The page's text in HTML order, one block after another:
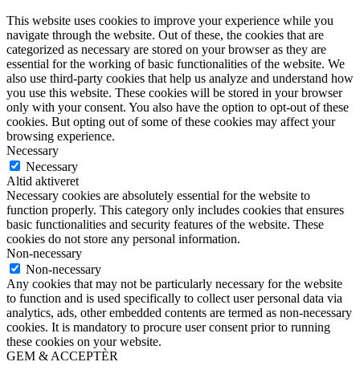
This website uses cookies to improve your experience while you
navigate through the website. Out of these, the cookies that are
categorized as necessary are stored on your browser as they are
essential for the working of basic functionalities of the website. We
also use third-party cookies that help us analyze and understand how
you use this website. These cookies will be stored in your browser
only with your consent. You also have the option to opt-out of these
cookies. But opting out of some of these cookies may affect your
browsing experience.
Necessary
Necessary
Altid aktiveret
Necessary cookies are absolutely essential for the website to
function properly. This category only includes cookies that ensures
basic functionalities and security features of the website. These
cookies do not store any personal information.
Non-necessary
Non-necessary
Any cookies that may not be particularly necessary for the website
to function and is used specifically to collect user personal data via
analytics, ads, other embedded contents are termed as non-necessary
cookies. It is mandatory to procure user consent prior to running
these cookies on your website.
GEM & ACCEPTÈR